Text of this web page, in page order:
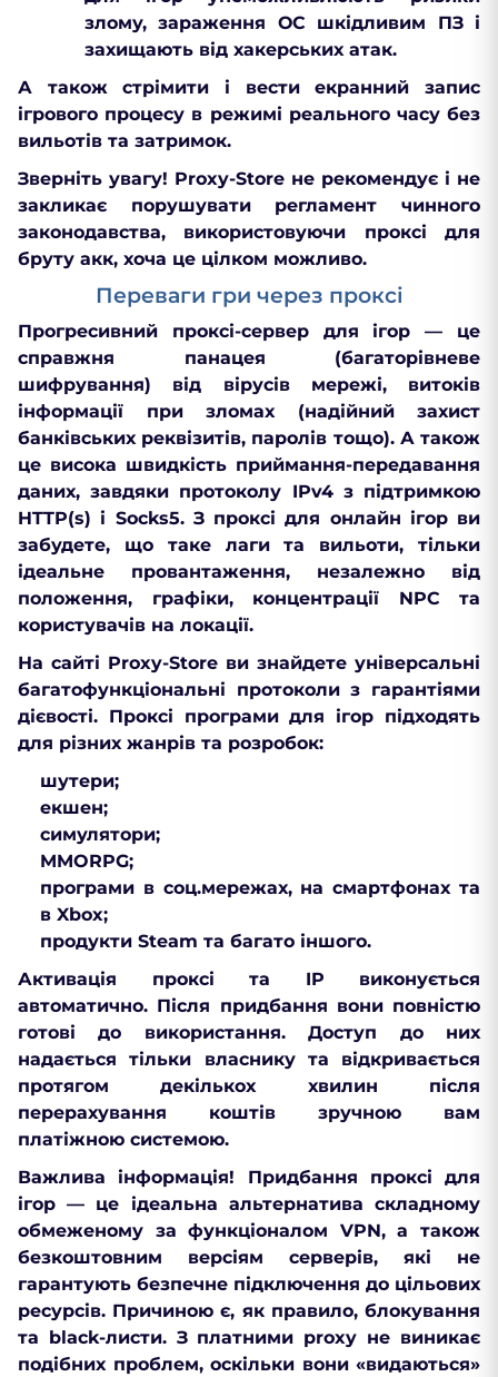
злому, зараження ОС шкідливим ПЗ і
захищають від хакерських атак.
А також стрімити і вести екранний запис
ігрового процесу в режимі реального часу без
вильотів та затримок.
Зверніть увагу! Proxy-Store не рекомендує і не
закликає порушувати регламент чинного
законодавства, використовуючи проксі для
бруту акк, хоча це цілком можливо.
Переваги гри через проксі
Прогресивний проксі-сервер для ігор — це
справжня панацея (багаторівневе
шифрування) від вірусів мережі, витоків
інформації при зломах (надійний захист
банківських реквізитів, паролів тощо). А також
це висока швидкість приймання-передавання
даних, завдяки протоколу IPv4 з підтримкою
HTTP(s) і Socks5. З проксі для онлайн ігор ви
забудете, що таке лаги та вильоти, тільки
ідеальне провантаження, незалежно від
положення, графіки, концентрації NPC та
користувачів на локації.
На сайті Proxy-Store ви знайдете універсальні
багатофункціональні протоколи з гарантіями
дієвості. Проксі програми для ігор підходять
для різних жанрів та розробок:
шутери;
екшен;
симулятори;
MMORPG;
програми в соц.мережах, на смартфонах та
в Xbox;
продукти Steam та багато іншого.
Активація проксі та IP виконується
автоматично. Після придбання вони повністю
готові до використання. Доступ до них
надається тільки власнику та відкривається
протягом декількох хвилин після
перерахування коштів зручною вам
платіжною системою.
Важлива інформація! Придбання проксі для
ігор — це ідеальна альтернатива складному
обмеженому за функціоналом VPN, а також
безкоштовним версіям серверів, які не
гарантують безпечне підключення до цільових
ресурсів. Причиною є, як правило, блокування
та black-листи. З платними рroxy не виникає
подібних проблем, оскільки вони «видаються»